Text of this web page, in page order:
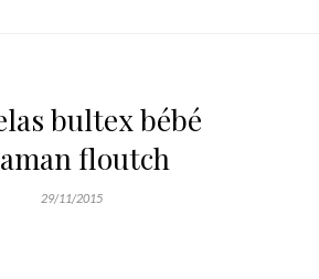
bultex bébé
floutch
29/11/2015